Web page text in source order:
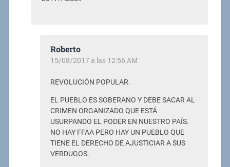
Roberto
15/08/2017 a las 12:56 AM
REVOLUCIÓN POPULAR.
EL PUEBLO ES SOBERANO Y DEBE SACAR AL
CRIMEN ORGANIZADO QUE ESTÁ
USURPANDO EL PODER EN NUESTRO PAÍS.
NO HAY FFAA PERO HAY UN PUEBLO QUE
TIENE EL DERECHO DE AJUSTICIAR A SUS
VERDUGOS.